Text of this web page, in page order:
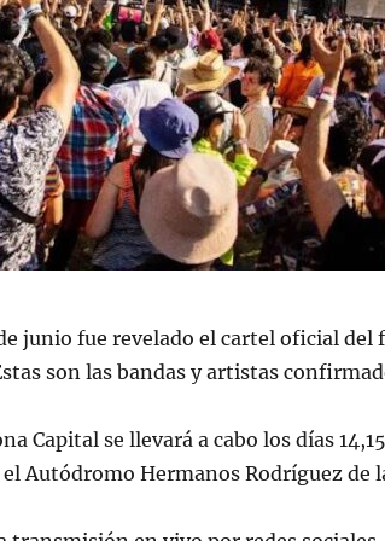
junio fue revelado el cartel oficial del
son las bandas y artistas
Capital se llevará a cabo los días
Autódromo Hermanos Rodríguez de